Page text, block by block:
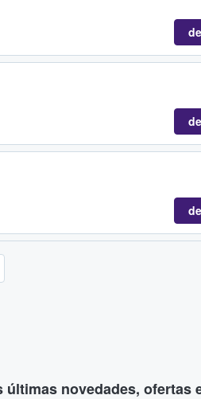
últimas novedades, ofertas